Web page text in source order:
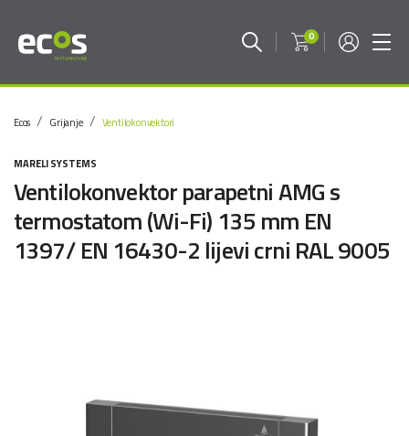
0
Ecos Grijanje Ventilokonvektori
MARELI SYSTEMS
Ventilokonvektor parapetni AMG s
termostatom (Wi-Fi) 135 mm EN
1397/ EN 16430-2 lijevi crni RAL 9005